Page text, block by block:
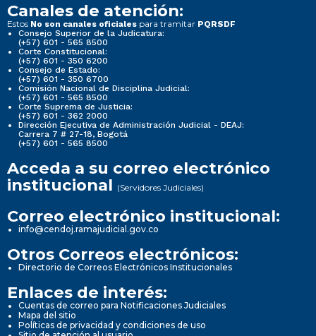
Canales de atención:
Estos No son canales oficiales para tramitar PQRSDF
Consejo Superior de la Judicatura:
(+57) 601 - 565 8500
Corte Constitucional:
(+57) 601 - 350 6200
Consejo de Estado:
(+57) 601 - 350 6700
Comisión Nacional de Disciplina Judicial:
(+57) 601 - 565 8500
Corte Suprema de Justicia:
(+57) 601 - 362 2000
Dirección Ejecutiva de Administración Judicial - DEAJ:
Carrera 7 # 27-18, Bogotá
(+57) 601 - 565 8500
Acceda a su correo electrónico
institucional (Servidores Judiciales)
Correo electrónico institucional:
info@cendoj.ramajudicial.gov.co
Otros Correos electrónicos:
Directorio de Correos Electrónicos Institucionales
Enlaces de interés:
Cuentas de correo para Notificaciones Judiciales
Mapa del sitio
Políticas de privacidad y condiciones de uso